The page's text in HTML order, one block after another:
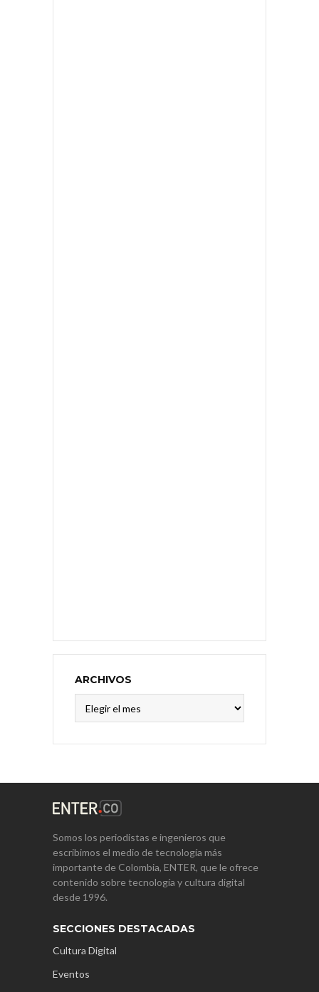
ARCHIVOS
Somos los periodistas e ingenieros que
escribimos el medio de tecnología más
importante de Colombia, ENTER, que le ofrece
contenido sobre tecnología y cultura digital
desde 1996.
SECCIONES DESTACADAS
Cultura Digital
Eventos